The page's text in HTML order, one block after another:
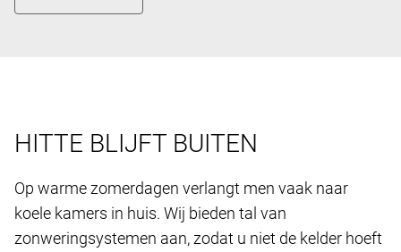
HITTE BLIJFT BUITEN
Op warme zomerdagen verlangt men vaak naar
koele kamers in huis. Wij bieden tal van
zonweringsystemen aan, zodat u niet de kelder hoeft